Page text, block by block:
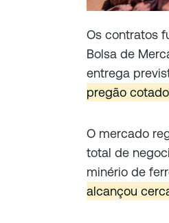
Os contratos
Bolsa de
entrega
pregão
O mercado
total de
minério de
alcançou